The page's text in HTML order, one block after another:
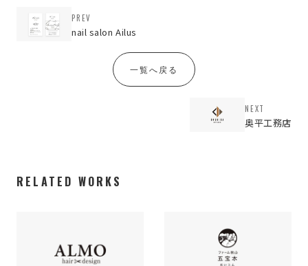
PREV
nail salon Ailus
一覧へ戻る
NEXT
奥平工務店
RELATED WORKS